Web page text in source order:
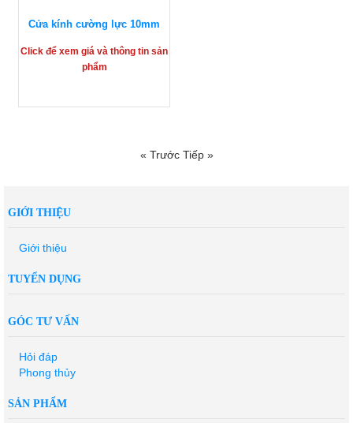
Cửa kính cường lực 10mm
Click để xem giá và thông tin sản
phẩm
« Trước Tiếp »
GIỚI THIỆU
Giới thiệu
TUYỂN DỤNG
GÓC TƯ VẤN
Hỏi đáp
Phong thủy
SẢN PHẨM